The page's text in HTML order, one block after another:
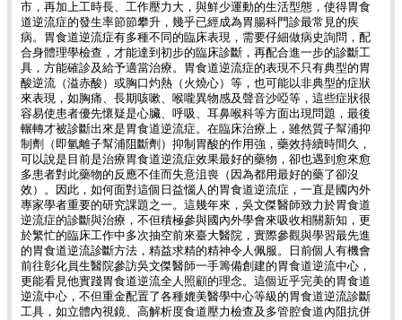
市，再加上工時長、工作壓力大，與鮮少運動的生活型態，使得胃食
道逆流症的發生率節節攀升，幾乎已經成為胃腸科門診最常見的疾
病。胃食道逆流症有多種不同的臨床表現，需要仔細做病史詢問，配
合身體理學檢查，才能達到初步的臨床診斷，再配合進一步的診斷工
具，方能確診及給予適當治療。胃食道逆流症的表現不只有典型的胃
酸逆流（溢赤酸）或胸口灼熱（火燒心）等，也可能以非典型的症狀
來表現，如胸痛、長期咳嗽、喉嚨異物感及聲音沙啞等，這些症狀很
容易使患者優先懷疑是心臟、呼吸、耳鼻喉科等方面出現問題，最後
輾轉才被診斷出來是胃食道逆流症。在臨床治療上，雖然質子幫浦抑
制劑（即氫離子幫浦阻斷劑）抑制胃酸的作用強，藥效持續時間久，
可以說是目前是治療胃食道逆流症效果最好的藥物，卻也遇到愈來愈
多患者對此藥物的反應不佳而失意沮喪（因為都用最好的藥了卻沒
效）。因此，如何面對這個日益惱人的胃食道逆流症，一直是國內外
專家學者重要的研究課題之一。這幾年來，吳文傑醫師致力於胃食道
逆流症的診斷與治療，不但積極參與國內外學會來吸收相關新知，更
於繁忙的臨床工作中多次抽空前來臺大醫院，實際參觀與學習最先進
的胃食道逆流診斷方法，精益求精的精神令人佩服。日前個人有機會
前往彰化員生醫院參訪吳文傑醫師一手籌備創建的胃食道逆流中心，
更能看見他實踐胃食道逆流全人照顧的理念。這個近乎完美的胃食道
逆流中心，不但重金配置了各種媲美醫學中心等級的胃食道逆流診斷
工具，如立體內視鏡、高解析度食道壓力檢查及多管腔食道內阻抗併